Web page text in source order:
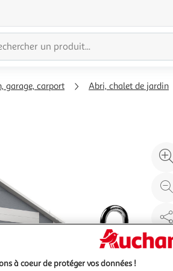
garage, carport Abri, chalet de jardin
à coeur de protéger vos données !